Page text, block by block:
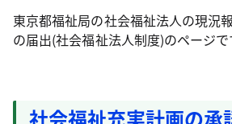
東京都福祉局の社会福祉法人の現況
の届出(社会福祉法人制度)のページで
社会福祉充実計画の承